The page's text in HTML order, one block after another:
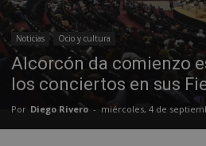
Noticias Ocio y cultura
Alcorcón da comienzo
los conciertos en sus
Por Diego Rivero - miércoles, 4 de